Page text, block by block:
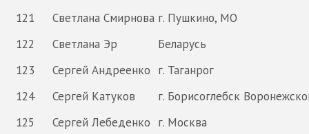
121
Светлана Смирнова г. Пушкино, МО
122
Светлана Эр
Беларусь
123
Сергей Андреенко г. Таганрог
124
Сергей Катуков
г. Борисоглебск
125
Сергей Лебеденко г. Москва